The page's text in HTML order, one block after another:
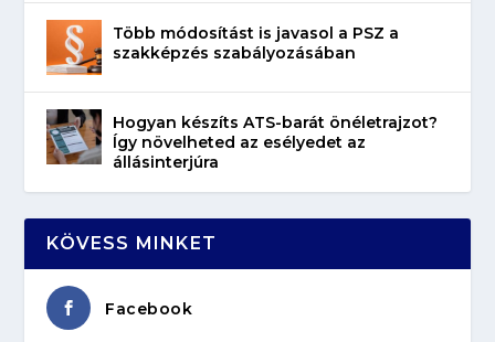
Több módosítást is javasol a PSZ a
szakképzés szabályozásában
Hogyan készíts ATS-barát önéletrajzot?
Így növelheted az esélyedet az
állásinterjúra
KÖVESS MINKET
Facebook